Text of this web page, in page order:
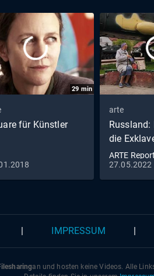
29 min
für Künstler
arte
die
ARTE
27.05.2022
IMPRESSUM
an und hosten keine Videos. Alle